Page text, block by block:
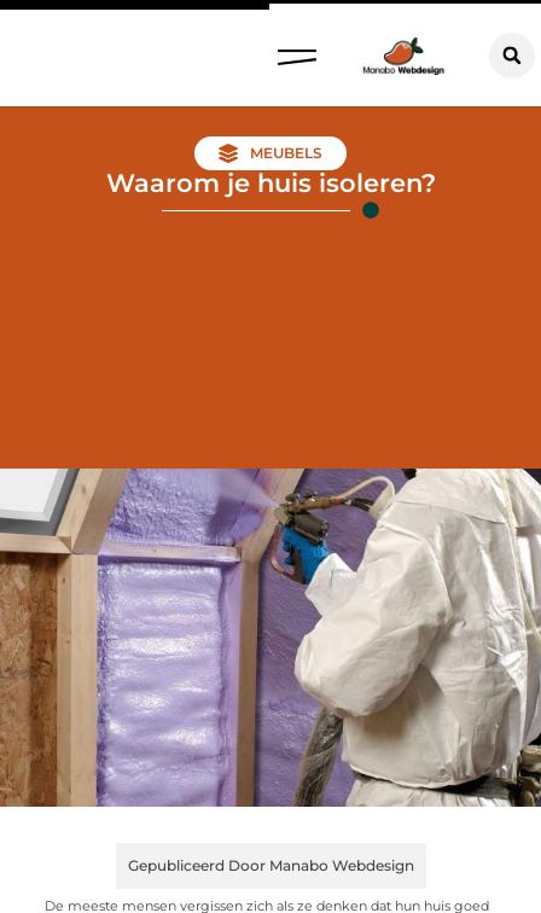
MEUBELS
Waarom je huis isoleren?
Gepubliceerd Door Manabo Webdesign
De meeste mensen vergissen zich als ze denken dat hun huis goed